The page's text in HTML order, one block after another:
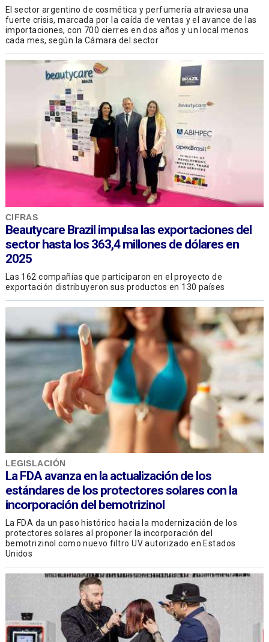
El sector argentino de cosmética y perfumería atraviesa una
fuerte crisis, marcada por la caída de ventas y el avance de las
importaciones, con 700 cierres en dos años y un local menos
cada mes, según la Cámara del sector
CIFRAS
Beautycare Brazil impulsa las exportaciones del
sector hasta los 363,4 millones de dólares en
2025
Las 162 compañías que participaron en el proyecto de
exportación distribuyeron sus productos en 130 países
LEGISLACIÓN
La FDA avanza en la actualización de los
estándares de los protectores solares con la
incorporación del bemotrizinol
La FDA da un paso histórico hacia la modernización de los
protectores solares al proponer la incorporación del
bemotrizinol como nuevo filtro UV autorizado en Estados
Unidos